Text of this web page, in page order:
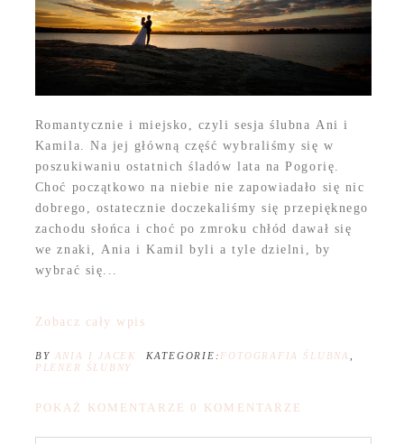
Romantycznie i miejsko, czyli sesja ślubna Ani i
Kamila. Na jej główną część wybraliśmy się w
poszukiwaniu ostatnich śladów lata na Pogorię.
Choć początkowo na niebie nie zapowiadało się nic
dobrego, ostatecznie doczekaliśmy się przepięknego
zachodu słońca i choć po zmroku chłód dawał się
we znaki, Ania i Kamil byli a tyle dzielni, by
wybrać się...
Zobacz cały wpis
BY ANIA I JACEK KATEGORIE: FOTOGRAFIA ŚLUBNA
PLENER ŚLUBNY
POKAŻ KOMENTARZE 0 KOMENTARZE